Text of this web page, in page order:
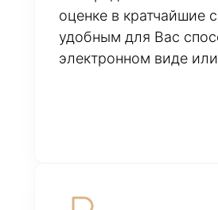
оценке в кратчайшие
удобным для Вас
электронном виде